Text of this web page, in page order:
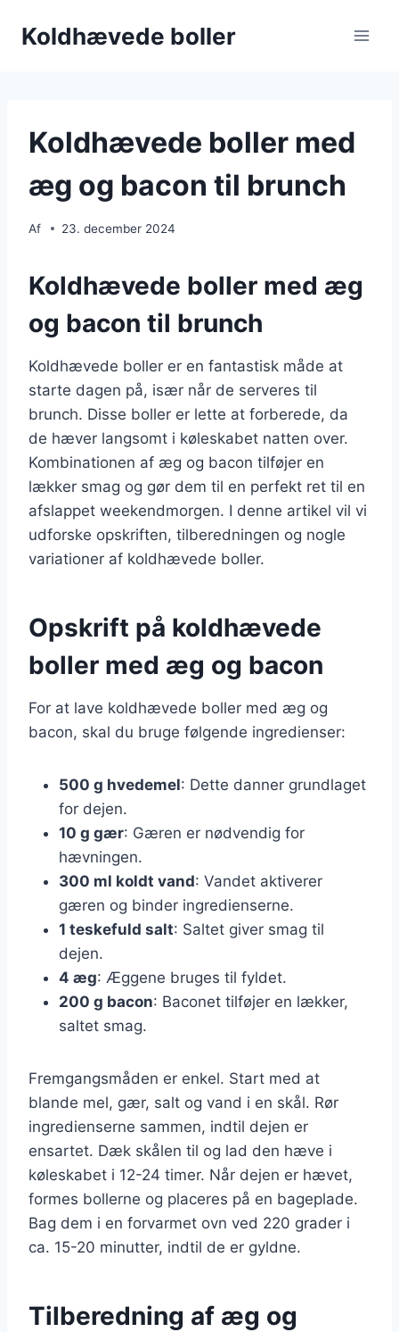
Koldhævede boller
Koldhævede boller med
æg og bacon til brunch
Af 23. december 2024
Koldhævede boller med æg
og bacon til brunch
Koldhævede boller er en fantastisk måde at
starte dagen på, især når de serveres til
brunch. Disse boller er lette at forberede, da
de hæver langsomt i køleskabet natten over.
Kombinationen af æg og bacon tilføjer en
lækker smag og gør dem til en perfekt ret til en
afslappet weekendmorgen. I denne artikel vil vi
udforske opskriften, tilberedningen og nogle
variationer af koldhævede boller.
Opskrift på koldhævede
boller med æg og bacon
For at lave koldhævede boller med æg og
bacon, skal du bruge følgende ingredienser:
500 g hvedemel: Dette danner grundlaget
for dejen.
10 g gær: Gæren er nødvendig for
hævningen.
300 ml koldt vand: Vandet aktiverer
gæren og binder ingredienserne.
1 teskefuld salt: Saltet giver smag til
dejen.
4 æg: Æggene bruges til fyldet.
200 g bacon: Baconet tilføjer en lækker,
saltet smag.
Fremgangsmåden er enkel. Start med at
blande mel, gær, salt og vand i en skål. Rør
ingredienserne sammen, indtil dejen er
ensartet. Dæk skålen til og lad den hæve i
køleskabet i 12-24 timer. Når dejen er hævet,
formes bollerne og placeres på en bageplade.
Bag dem i en forvarmet ovn ved 220 grader i
ca. 15-20 minutter, indtil de er gyldne.
Tilberedning af æg og